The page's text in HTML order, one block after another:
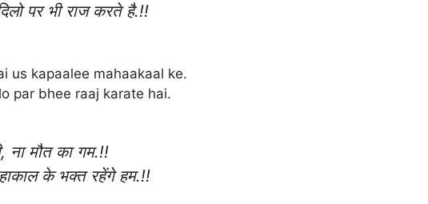
पर भी राज करते है.!!
us kapaalee mahaakaal ke.
par bhee raaj karate hai.
ना मौत का गम.!!
के भक्त रहेंगे हम.!!